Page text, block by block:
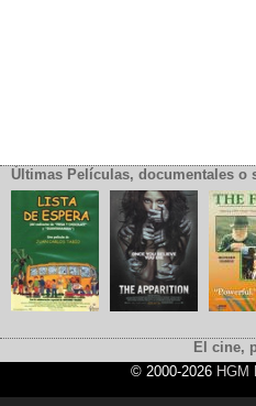
Últimas Películas, documentales o
El cine,
© 2000-2026 HGM